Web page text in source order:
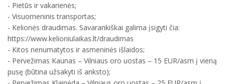
- Pietūs ir vakarienės;
- Visuomeninis transportas;
- Kelionės draudimas. Savarankiškai galima įsigyti čia:
https://www.kelioniulaikas.lt/draudimas
- Kitos nenumatytos ir asmeninės išlaidos;
- Pervežimas Kaunas – Vilniaus oro uostas – 15 EUR/asm į vieną
pusę (būtina užsakyti iš anksto);